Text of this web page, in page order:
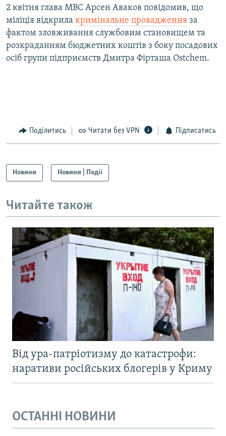
2 квітня глава МВС Арсен Аваков повідомив, що
міліція відкрила кримінальне провадження за
фактом зловживання службовим становищем та
розкраданням бюджетних коштів з боку посадових
осіб групи підприємств Дмитра Фірташа Ostchem.
Поділитись Читати без VPN Підписатись
Новини Новини | Події
Читайте також
Від ура-патріотизму до катастрофи:
наративи російських блогерів у Криму
ОСТАННІ НОВИНИ